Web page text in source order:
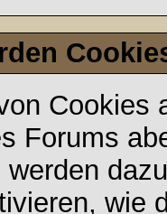
Forums
wie